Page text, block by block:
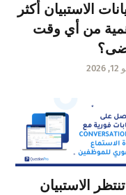
الاستبيان أكثر
من أي وقت
تنتظر الاستبيان